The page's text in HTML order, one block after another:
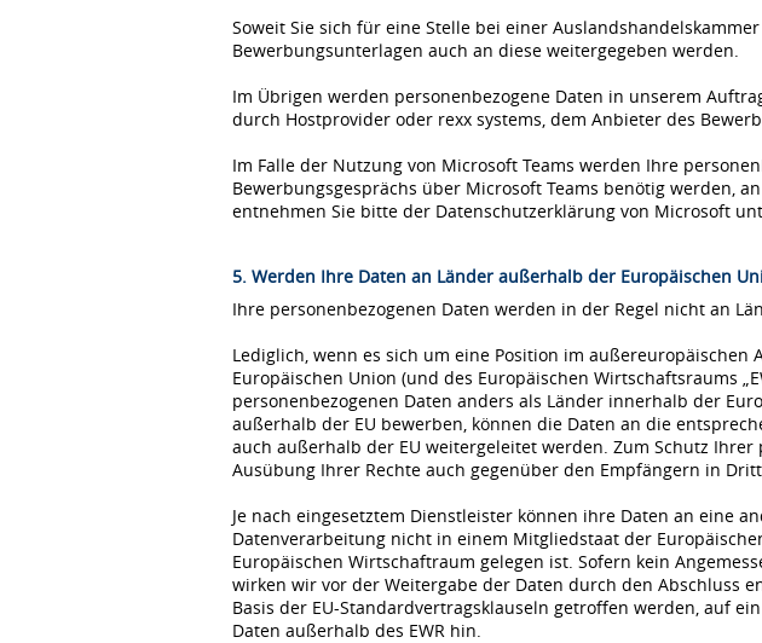
Soweit Sie sich für eine Stelle bei einer
Bewerbungsunterlagen auch an diese weitergegeben werden.
Im Übrigen werden personenbezogene Daten in unserem
durch Hostprovider oder rexx systems, dem Anbieter des
Im Falle der Nutzung von Microsoft Teams werden Ihre
Bewerbungsgesprächs über Microsoft Teams benötig werden,
entnehmen Sie bitte der Datenschutzerklärung von Microsoft
5. Werden Ihre Daten an Länder außerhalb der Europäischen
Ihre personenbezogenen Daten werden in der Regel nicht an
Lediglich, wenn es sich um eine Position im
Europäischen Union (und des Europäischen Wirtschaftsraums
personenbezogenen Daten anders als Länder innerhalb der
außerhalb der EU bewerben, können die Daten an die
auch außerhalb der EU weitergeleitet werden. Zum Schutz
Ausübung Ihrer Rechte auch gegenüber den Empfängern in
Je nach eingesetztem Dienstleister können ihre Daten an eine
Datenverarbeitung nicht in einem Mitgliedstaat der
Europäischen Wirtschaftraum gelegen ist. Sofern kein
wirken wir vor der Weitergabe der Daten durch den Abschluss
Basis der EU-Standardvertragsklauseln getroffen werden, auf
Daten außerhalb des EWR hin.